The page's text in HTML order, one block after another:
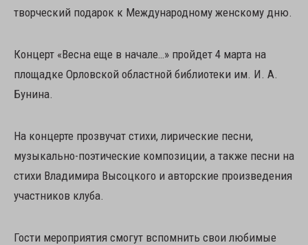
творческий подарок к Международному женскому дню.
Концерт «Весна еще в начале…» пройдет 4 марта на
площадке Орловской областной библиотеки им. И. А.
Бунина.
На концерте прозвучат стихи, лирические песни,
музыкально-поэтические композиции, а также песни на
стихи Владимира Высоцкого и авторские произведения
участников клуба.
Гости мероприятия смогут вспомнить свои любимые